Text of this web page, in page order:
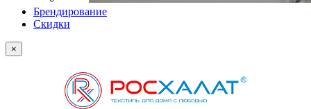
Брендирование
Скидки
×